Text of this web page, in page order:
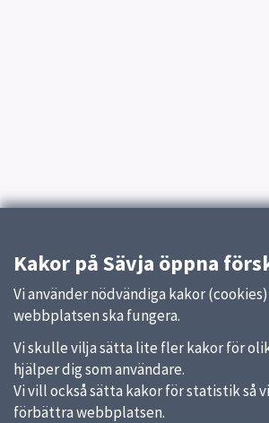
Kakor på Sävja öppna
Vi använder nödvändiga kakor
webbplatsen ska fungera.
Vi skulle vilja sätta lite fler kakor för
hjälper dig som användare.
Vi vill också sätta kakor för statistik så
förbättra webbplatsen.